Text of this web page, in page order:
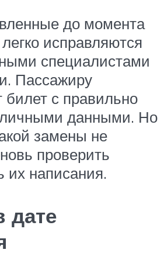
до момента
исправляются
специалистами
Пассажиру
с правильно
данными. Но
замены не
проверить
их написания.
дате